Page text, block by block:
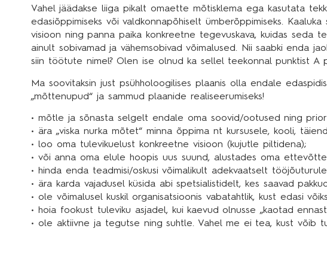
Vahel jäädakse liiga pikalt omaette mõtisklema ega kasutata
edasiõppimiseks või valdkonnapõhiselt ümberõppimiseks.
visioon ning panna paika konkreetne tegevuskava, kuidas seda
ainult sobivamad ja vähemsobivad võimalused. Nii saabki enda
siin töötute nimel? Olen ise olnud ka sellel teekonnal punktist A
Ma soovitaksin just psühholoogilises plaanis olla endale
„mõttenupud“ ja sammud plaanide realiseerumiseks!
• mõtle ja sõnasta selgelt endale oma soovid/ootused ning
• ära „viska nurka mõtet“ minna õppima nt kursusele, kooli,
• loo oma tulevikuelust konkreetne visioon (kujutle piltidena);
• või anna oma elule hoopis uus suund, alustades oma
• hinda enda teadmisi/oskusi võimalikult adekvaatselt
• ära karda vajadusel küsida abi spetsialistidelt, kes saavad
• ole võimalusel kuskil organisatsioonis vabatahtlik, kust edasi
• hoia fookust tuleviku asjadel, kui kaevud olnusse „kaotad ennast
• ole aktiivne ja tegutse ning suhtle. Vahel me ei tea, kust võib